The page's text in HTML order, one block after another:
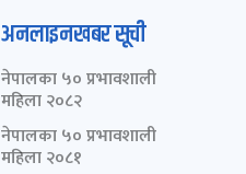
अनलाइनखबर सूची
नेपालका ५० प्रभावशाली
महिला २०८२
नेपालका ५० प्रभावशाली
महिला २०८१